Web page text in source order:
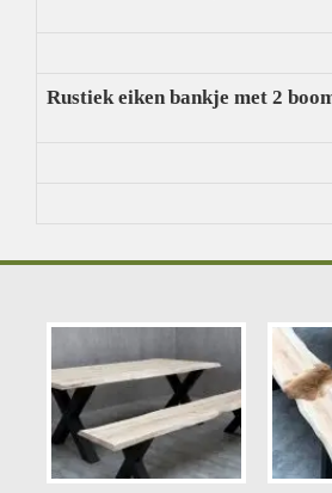
Rustiek eiken bankje met 2